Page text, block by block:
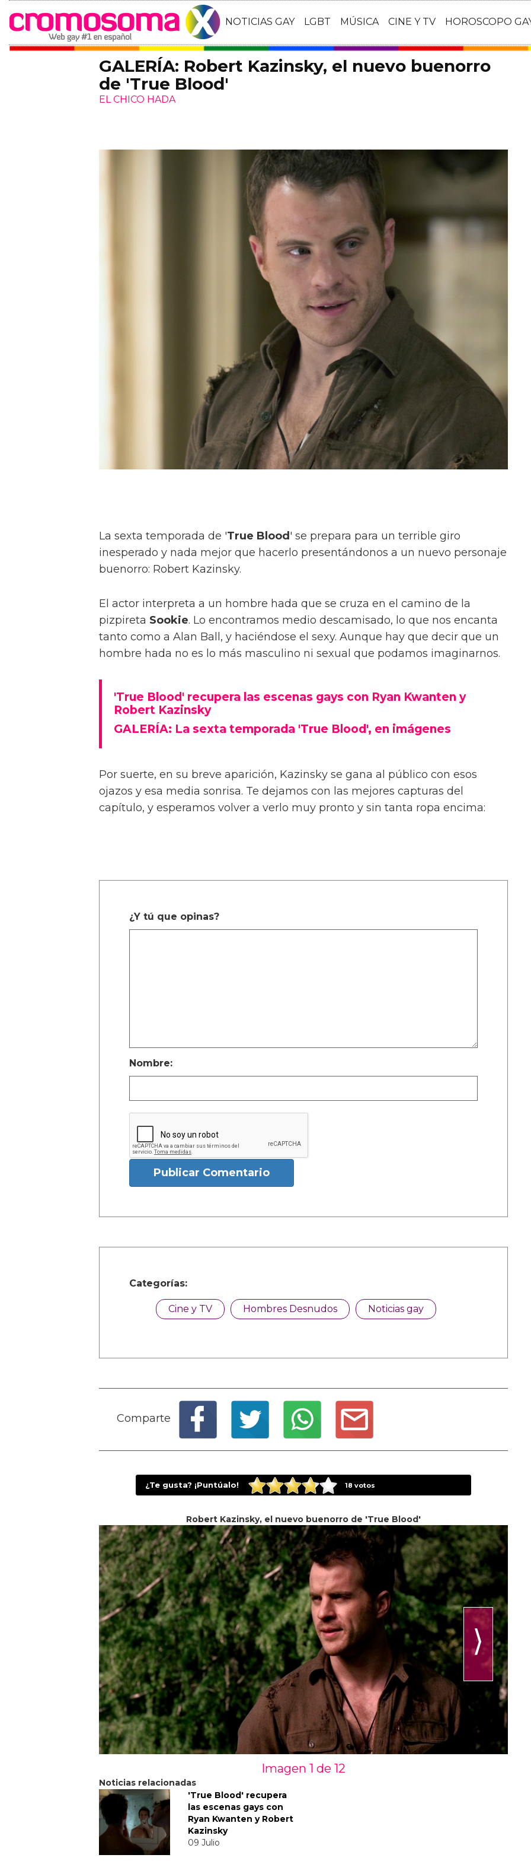
NOTICIAS GAY LGBT MÚSICA CINE Y TV HOROSCOPO
GALERÍA: Robert Kazinsky, el nuevo buenorro
de 'True Blood'
EL CHICO HADA
La sexta temporada de 'True Blood ' se prepara para un terrible giro
inesperado y nada mejor que hacerlo presentándonos a un nuevo personaje
buenorro: Robert Kazinsky.
El actor interpreta a un hombre hada que se cruza en el camino de la
pizpireta Sookie. Lo encontramos medio descamisado, lo que nos encanta
tanto como a Alan Ball, y haciéndose el sexy. Aunque hay que decir que un
hombre hada no es lo más masculino ni sexual que podamos imaginarnos.
'True Blood' recupera las escenas gays con Ryan Kwanten y
Robert Kazinsky
GALERÍA: La sexta temporada 'True Blood', en imágenes
Por suerte, en su breve aparición, Kazinsky se gana al público con esos
ojazos y esa media sonrisa. Te dejamos con las mejores capturas del
capítulo, y esperamos volver a verlo muy pronto y sin tanta ropa encima:
¿Y tú que opinas?
Nombre:
Publicar Comentario
Categorías:
Cine y TV Hombres Desnudos Noticias gay
Comparte
¿Te gusta? ¡Puntúalo! 18 votos
Robert Kazinsky, el nuevo buenorro de 'True Blood'
⟩
Imagen 1 de 12
Noticias relacionadas
'True Blood' recupera
las escenas gays con
Ryan Kwanten y Robert
Kazinsky
09 Julio